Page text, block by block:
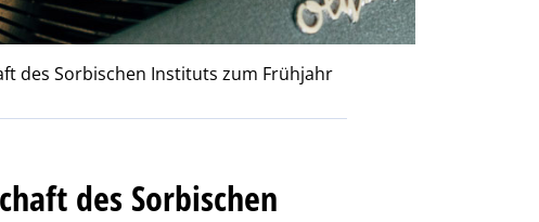
des Sorbischen Instituts zum Frühjahr
des Sorbischen